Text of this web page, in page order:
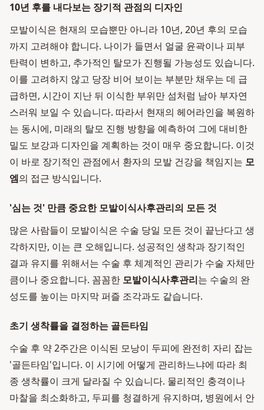
10년 후를 내다보는 장기적 관점의 디자인
모발이식은 현재의 모습뿐만 아니라 10년, 20년 후의 모습
까지 고려해야 합니다. 나이가 들면서 얼굴 윤곽이나 피부
탄력이 변하고, 추가적인 탈모가 진행될 가능성도 있습니다.
이를 고려하지 않고 당장 비어 보이는 부분만 채우는 데 급
급하면, 시간이 지난 뒤 이식한 부위만 섬처럼 남아 부자연
스러워 보일 수 있습니다. 따라서 현재의 헤어라인을 복원하
는 동시에, 미래의 탈모 진행 방향을 예측하여 그에 대비한
밀도 보강과 디자인을 계획하는 것이 매우 중요합니다. 이것
이 바로 장기적인 관점에서 환자의 모발 건강을 책임지는 모
엠의 접근 방식입니다.
'심는 것' 만큼 중요한 모발이식사후관리의 모든 것
많은 사람들이 모발이식은 수술 당일 모든 것이 끝난다고 생
각하지만, 이는 큰 오해입니다. 성공적인 생착과 장기적인
결과 유지를 위해서는 수술 후 체계적인 관리가 수술 자체만
큼이나 중요합니다. 꼼꼼한 모발이식사후관리는 수술의 완
성도를 높이는 마지막 퍼즐 조각과도 같습니다.
초기 생착률을 결정하는 골든타임
수술 후 약 2주간은 이식된 모낭이 두피에 완전히 자리 잡는
'골든타임'입니다. 이 시기에 어떻게 관리하느냐에 따라 최
종 생착률이 크게 달라질 수 있습니다. 물리적인 충격이나
마찰을 최소화하고, 두피를 청결하게 유지하며, 병원에서 안